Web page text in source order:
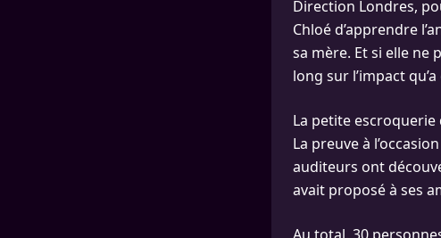
Direction Londres,
Chloé d’apprendre
sa mère. Et si elle ne
long sur l’impact
La petite escroquerie
La preuve à
auditeurs ont
avait proposé à ses